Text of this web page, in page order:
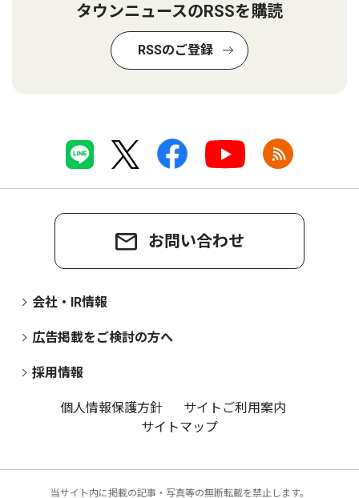
タウンニュースのRSSを購読
RSSのご登録
お問い合わせ
会社・IR情報
広告掲載をご検討の方へ
採用情報
個人情報保護方針
サイトご利用案内
サイトマップ
当サイト内に掲載の記事・写真等の無断転載を禁止します。